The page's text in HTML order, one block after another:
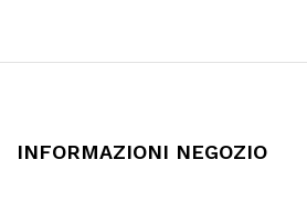
9,58€
INFORMAZIONI NEGOZIO